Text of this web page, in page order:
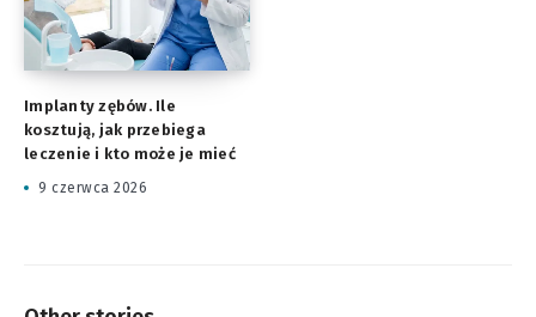
Implanty zębów. Ile
kosztują, jak przebiega
leczenie i kto może je mieć
9 czerwca 2026